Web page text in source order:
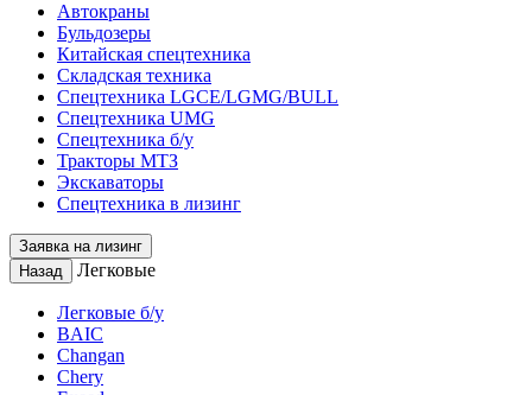
Автокраны
Бульдозеры
Китайская спецтехника
Складская техника
Спецтехника LGCE/LGMG/BULL
Спецтехника UMG
Спецтехника б/у
Тракторы МТЗ
Экскаваторы
Спецтехника в лизинг
Заявка на лизинг
Назад
Легковые
Легковые б/у
BAIC
Changan
Chery